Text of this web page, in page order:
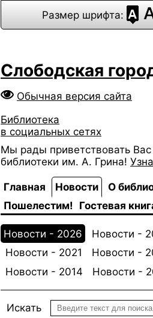
Размер шрифта:
Слободская
Обычная версия сайта
Библиотека
в социальных сетях
Мы рады приветствовать
библиотеки им. А. Грина!
Главная Новости О
Пошелестим!
Гостевая
Новости - 2026 Новости -
Новости - 2021
Новости -
Новости - 2014
Новости -
Искать